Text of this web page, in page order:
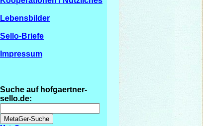
Lebensbilder
Sello-Briefe
Impressum
Suche auf hofgaertner-
sello.de: